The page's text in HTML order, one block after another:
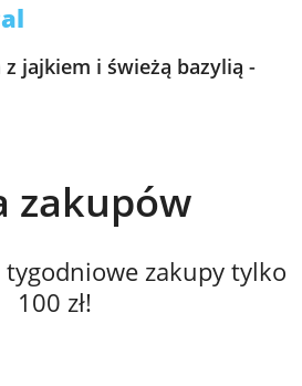
jajkiem i świeżą bazylią -
zakupów
tygodniowe zakupy tylko
100 zł!